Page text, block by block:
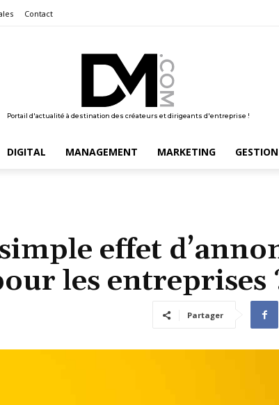
Contact
Portail d'actualité à destination des créateurs et dirigeants d'entreprise !
DIGITAL MANAGEMENT MARKETING GESTION
effet
les entreprises
Partager